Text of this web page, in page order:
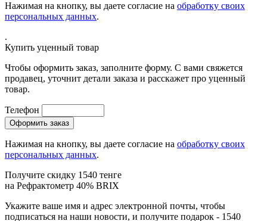
Нажимая на кнопку, вы даете согласие на обработку своих
персональных данных.
.
Купить уценный товар
Чтобы оформить заказ, заполните форму. С вами свяжется
продавец, уточнит детали заказа и расскажет про уценный
товар.
Телефон
Нажимая на кнопку, вы даете согласие на обработку своих
персональных данных.
Получите скидку 1540 тенге
на Рефрактометр 40% BRIX
Укажите ваше имя и адрес электронной почты, чтобы
подписаться на наши новости, и получите подарок - 1540